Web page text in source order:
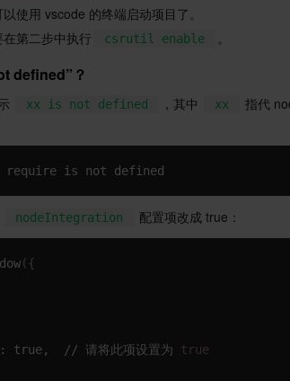
使用 vscode 的终端启动项目了。
第二步中执行 csrutil enable 。
defined”？
xx is not defined ，其中 xx
指代
is not defined
nodeIntegration 配置项改成 true：
( {
true,  // 请将此项设置为
true